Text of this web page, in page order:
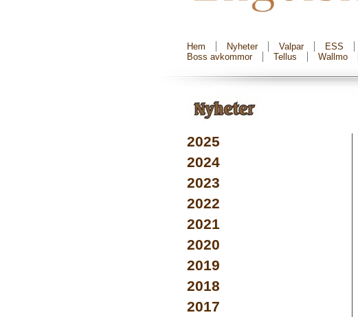
Hem Nyheter Valpar ESS
Boss avkommor
Tellus Wallmo
2025
2024
2023
2022
2021
2020
2019
2018
2017